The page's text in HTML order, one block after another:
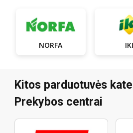
NORFA IKI
Kitos parduotuvės
Prekybos centrai